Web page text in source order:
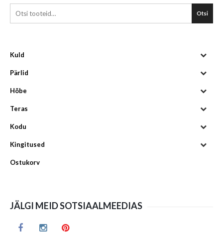
Otsi
Kuld
Pärlid
Hõbe
Teras
Kodu
Kingitused
Ostukorv
JÄLGI MEID SOTSIAALMEEDIAS